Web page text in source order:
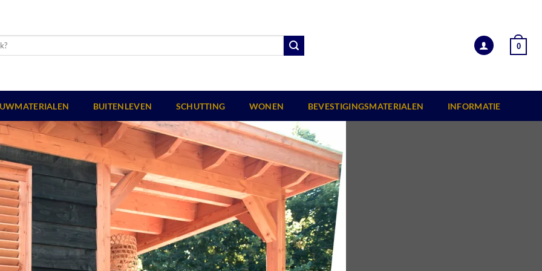
0
BUITENLEVEN SCHUTTING WONEN BEVESTIGINGSMATERIALEN INFORMATIE